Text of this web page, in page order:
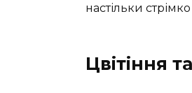
настільки
Цвітіння